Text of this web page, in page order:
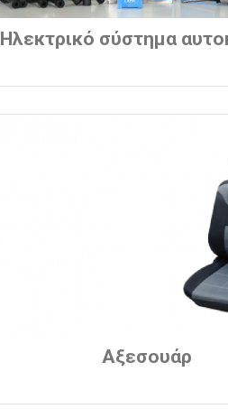
Ηλεκτρικό σύστημα
Αξεσουάρ